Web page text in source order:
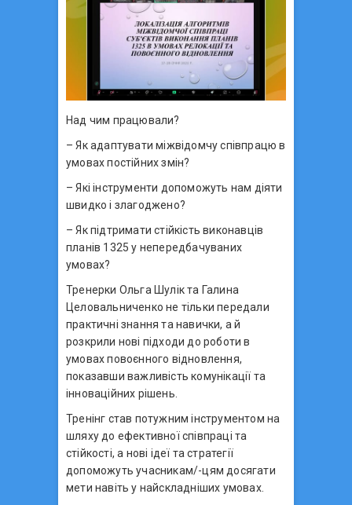
Над чим працювали?
– Як адаптувати міжвідомчу співпрацю в
умовах постійних змін?
– Які інструменти допоможуть нам діяти
швидко і злагоджено?
– Як підтримати стійкість виконавців
планів 1325 у непередбачуваних
умовах?
Тренерки Ольга Шулік та Галина
Целовальниченко не тільки передали
практичні знання та навички, а й
розкрили нові підходи до роботи в
умовах повоєнного відновлення,
показавши важливість комунікації та
інноваційних рішень.
Тренінг став потужним інструментом на
шляху до ефективної співпраці та
стійкості, а нові ідеї та стратегії
допоможуть учасникам/-цям досягати
мети навіть у найскладніших умовах.